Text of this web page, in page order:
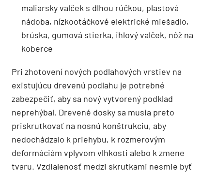
maliarsky valček s dlhou rúčkou, plastová
nádoba, nízkootáčkové elektrické miešadlo,
brúska, gumová stierka, ihlový valček, nôž na
koberce
Pri zhotovení nových podlahových vrstiev na
existujúcu drevenú podlahu je potrebné
zabezpečiť, aby sa nový vytvorený podklad
neprehýbal. Drevené dosky sa musia preto
priskrutkovať na nosnú konštrukciu, aby
nedochádzalo k priehybu, k rozmerovým
deformáciám vplyvom vlhkosti alebo k zmene
tvaru. Vzdialenosť medzi skrutkami nesmie byť